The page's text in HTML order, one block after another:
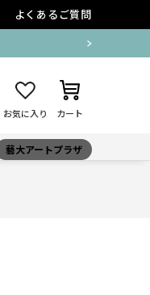
よくあるご質問
お気に入り カート
藝大アートプラザ